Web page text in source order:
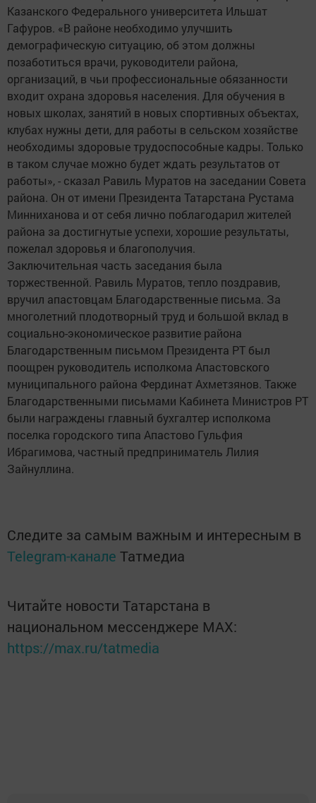
Казанского Федерального университета Ильшат
Гафуров. «В районе необходимо улучшить
демографическую ситуацию, об этом должны
позаботиться врачи, руководители района,
организаций, в чьи профессиональные обязанности
входит охрана здоровья населения. Для обучения в
новых школах, занятий в новых спортивных объектах,
клубах нужны дети, для работы в сельском хозяйстве
необходимы здоровые трудоспособные кадры. Только
в таком случае можно будет ждать результатов от
работы», - сказал Равиль Муратов на заседании Совета
района. Он от имени Президента Татарстана Рустама
Минниханова и от себя лично поблагодарил жителей
района за достигнутые успехи, хорошие результаты,
пожелал здоровья и благополучия.
Заключительная часть заседания была
торжественной. Равиль Муратов, тепло поздравив,
вручил апастовцам Благодарственные письма. За
многолетний плодотворный труд и большой вклад в
социально-экономическое развитие района
Благодарственным письмом Президента РТ был
поощрен руководитель исполкома Апастовского
муниципального района Фердинат Ахметзянов. Также
Благодарственными письмами Кабинета Министров РТ
были награждены главный бухгалтер исполкома
поселка городского типа Апастово Гульфия
Ибрагимова, частный предприниматель Лилия
Зайнуллина.
Следите за самым важным и интересным в
Telegram-канале Татмедиа
Читайте новости Татарстана в
национальном мессенджере MАХ:
https://max.ru/tatmedia